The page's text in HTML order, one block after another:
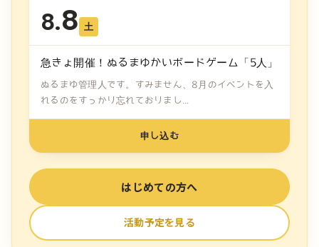
8.8 土
急きょ開催！ぬるまゆかいボードゲーム「5人」
ぬるまゆ管理人です。すみません、8月のイベントを入
れるのをすっかり忘れておりまし...
申し込む
はじめての方へ
活動予定を見る